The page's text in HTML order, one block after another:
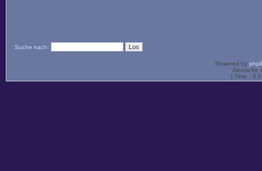
Suche nach:
Powered by
Deutsche
[ Time :